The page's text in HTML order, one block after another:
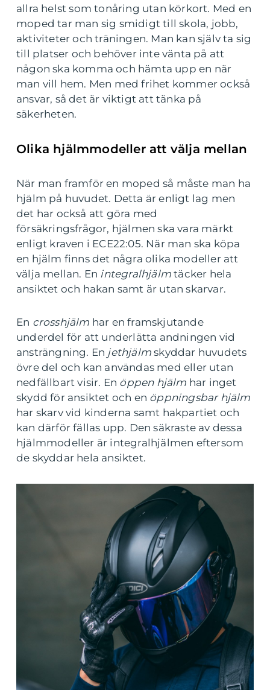
allra helst som tonåring utan körkort. Med en
moped tar man sig smidigt till skola, jobb,
aktiviteter och träningen. Man kan själv ta sig
till platser och behöver inte vänta på att
någon ska komma och hämta upp en när
man vill hem. Men med frihet kommer också
ansvar, så det är viktigt att tänka på
säkerheten.
Olika hjälmmodeller att välja mellan
När man framför en moped så måste man ha
hjälm på huvudet. Detta är enligt lag men
det har också att göra med
försäkringsfrågor, hjälmen ska vara märkt
enligt kraven i ECE22:05. När man ska köpa
en hjälm finns det några olika modeller att
välja mellan. En integralhjälm täcker hela
ansiktet och hakan samt är utan skarvar.
En crosshjälm har en framskjutande
underdel för att underlätta andningen vid
ansträngning. En jethjälm skyddar huvudets
övre del och kan användas med eller utan
nedfällbart visir. En öppen hjälm har inget
skydd för ansiktet och en öppningsbar hjälm
har skarv vid kinderna samt hakpartiet och
kan därför fällas upp. Den säkraste av dessa
hjälmmodeller är integralhjälmen eftersom
de skyddar hela ansiktet.